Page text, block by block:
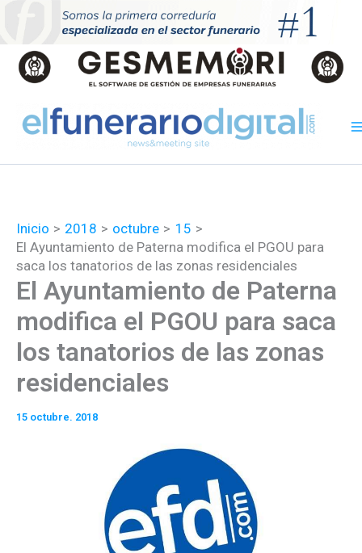
contenido
Inicio 2018 octubre
15
El Ayuntamiento de Paterna modifica el PGOU para
saca los tanatorios de las zonas residenciales
El Ayuntamiento de Paterna
modifica el PGOU para saca
los tanatorios de las zonas
residenciales
15 octubre. 2018